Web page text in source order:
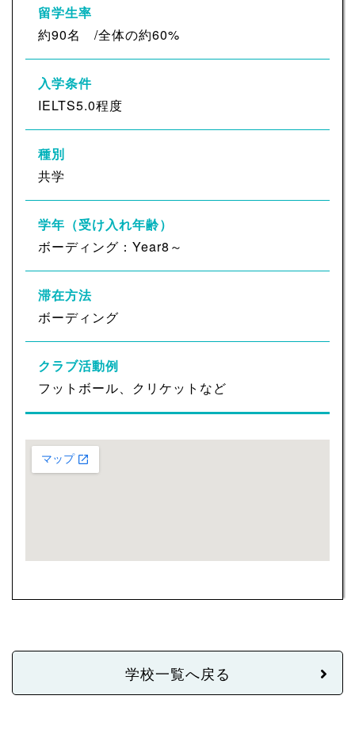
留学生率
約90名 /全体の約60%
入学条件
IELTS5.0程度
種別
共学
学年（受け入れ年齢）
ボーディング：Year8～
滞在方法
ボーディング
クラブ活動例
フットボール、クリケットなど
学校一覧へ戻る